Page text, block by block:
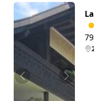
Zurück Weiter